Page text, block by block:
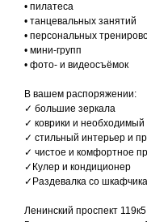
• пилатеса
• танцевальных занятий
• персональных
• мини-групп
• фото- и видеосъёмок
В вашем распоряжении:
✓ большие зеркала
✓ коврики и необходимый
✓ стильный интерьер и
✓ чистое и комфортное
✓Кулер и кондиционер
✓Раздевалка со
Ленинский проспект 119к5